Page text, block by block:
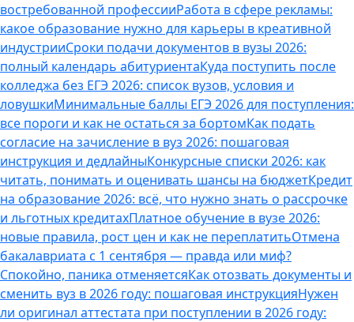
востребованной профессииРабота в сфере рекламы:
какое образование нужно для карьеры в креативной
индустрииСроки подачи документов в вузы 2026:
полный календарь абитуриентаКуда поступить после
колледжа без ЕГЭ 2026: список вузов, условия и
ловушкиМинимальные баллы ЕГЭ 2026 для поступления:
все пороги и как не остаться за бортомКак подать
согласие на зачисление в вуз 2026: пошаговая
инструкция и дедлайныКонкурсные списки 2026: как
читать, понимать и оценивать шансы на бюджетКредит
на образование 2026: всё, что нужно знать о рассрочке
и льготных кредитахПлатное обучение в вузе 2026:
новые правила, рост цен и как не переплатитьОтмена
бакалавриата с 1 сентября — правда или миф?
Спокойно, паника отменяетсяКак отозвать документы и
сменить вуз в 2026 году: пошаговая инструкцияНужен
ли оригинал аттестата при поступлении в 2026 году: